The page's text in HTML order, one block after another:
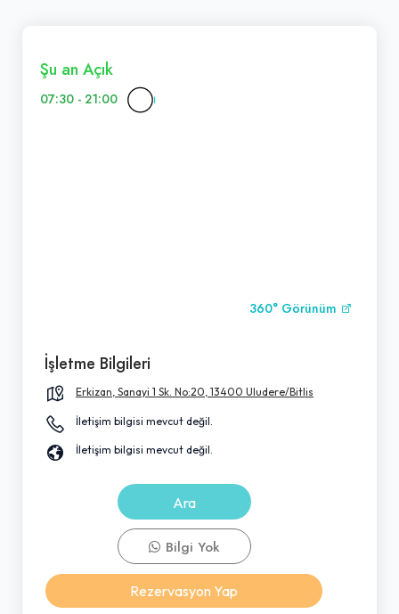
Şu an Açık
07:30 - 21:00
360° Görünüm
İşletme Bilgileri
Erkizan, Sanayi 1 Sk. No:20, 13400 Uludere/Bitlis
İletişim bilgisi mevcut değil.
İletişim bilgisi mevcut değil.
Ara
Bilgi Yok
Rezervasyon Yap